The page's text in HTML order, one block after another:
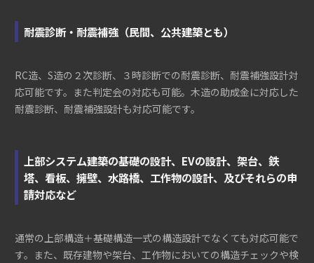
耐震診断・耐震補強（民間、公共建築とも）
RC造、S造の２次診断、３時診断での耐震診断、耐震補強設計対
応可能です。また判定会の対応も可能。木造の助成金に対応した
耐震診断、耐震補強設計も対応可能です。
上部システム建築の基礎の設計、EVの設計、架台、鉄
塔、看板、擁壁、水路橋、工作物の設計、及びそれらの申
請対応など
通常の上部構造＋基礎構造一式の構造設計でなくても対応可能で
す。また、既存建物や架台、工作物においての構造チェックや検